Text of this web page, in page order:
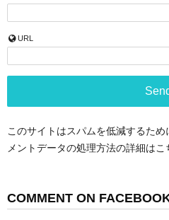
URL
このサイトはスパムを低減するため
メントデータの処理方法の詳細は
COMMENT ON